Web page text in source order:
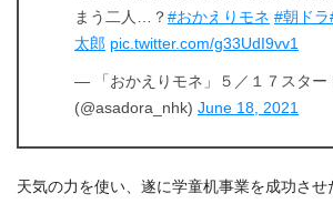
まう二人…？#おかえりモネ #朝ドラ
太郎 pic.twitter.com/g33UdI9vv1
— 「おかえりモネ」５／１７スター
(@asadora_nhk) June 18, 2021
天気の力を使い、遂に学童机事業を成功させ